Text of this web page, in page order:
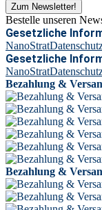
Zum Newsletter!
Bestelle unseren
Gesetzliche
NanoStrat
Gesetzliche
NanoStrat
Bezahlung &
Bezahlung &